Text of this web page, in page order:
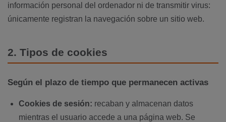
información personal del ordenador ni de transmitir virus:
únicamente registran la navegación sobre un sitio web.
2. Tipos de cookies
Según el plazo de tiempo que permanecen activas
Cookies de sesión: recaban y almacenan datos
mientras el usuario accede a una página web. Se